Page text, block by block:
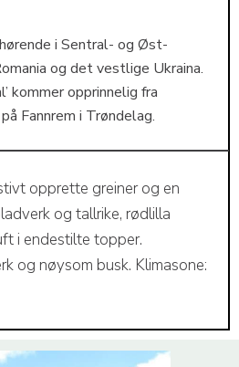
i Sentral- og Øst-
og det vestlige Ukraina.
kommer opprinnelig fra
Fannrem i Trøndelag.
opprette greiner og en
og tallrike, rødlilla
i endestilte topper.
og nøysom busk. Klimasone: